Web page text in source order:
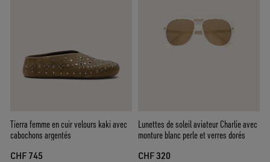
Tierra femme en cuir velours kaki avec
cabochons argentés
CHF 745
Lunettes de soleil aviateur Charlie avec
monture blanc perle et verres dorés
CHF 320